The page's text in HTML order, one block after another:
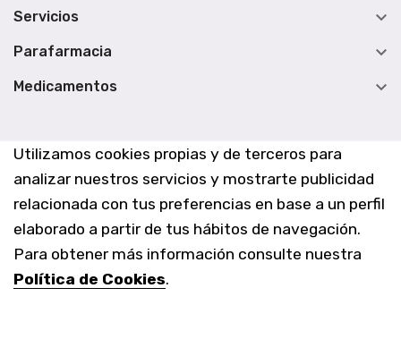
Utilizamos cookies propias y de terceros para
analizar nuestros servicios y mostrarte publicidad
relacionada con tus preferencias en base a un perfil
elaborado a partir de tus hábitos de navegación.
Para obtener más información consulte nuestra
Política de Cookies.
Servicios 
Parafarmacia 
Medicamentos 